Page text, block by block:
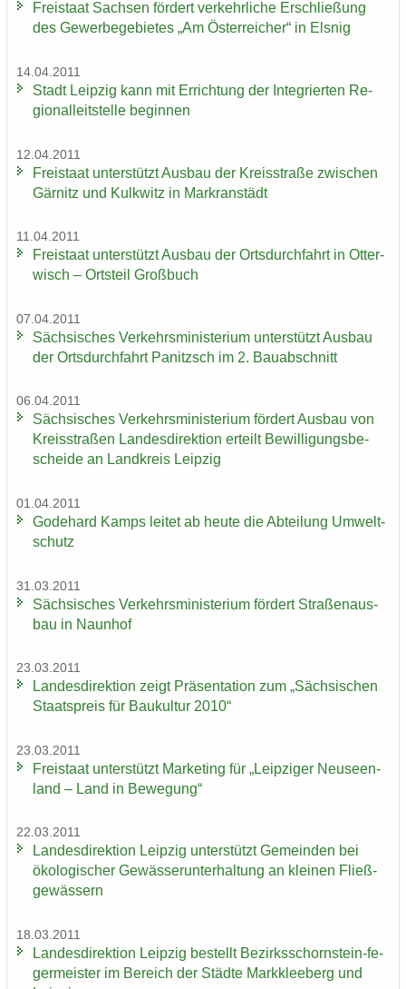
Frei­staat Sach­sen för­dert ver­kehr­li­che Er­schlie­ßung
des Ge­wer­be­ge­bie­tes „Am Ös­ter­rei­cher“ in Els­nig
14.04.2011
Stadt Leip­zig kann mit Er­rich­tung der In­te­grier­ten Re­
gio­nal­leit­stel­le be­gin­nen
12.04.2011
Frei­staat un­ter­stützt Aus­bau der Kreis­stra­ße zwi­schen
Gär­nitz und Kulk­witz in Markran­städt
11.04.2011
Frei­staat un­ter­stützt Aus­bau der Orts­durch­fahrt in Ot­ter­
wisch – Orts­teil Groß­buch
07.04.2011
Säch­si­sches Ver­kehrs­mi­nis­te­ri­um un­ter­stützt Aus­bau
der Orts­durch­fahrt Pa­nitzsch im 2. Bau­ab­schnitt
06.04.2011
Säch­si­sches Ver­kehrs­mi­nis­te­ri­um för­dert Aus­bau von
Kreis­stra­ßen Lan­des­di­rek­ti­on er­teilt Be­wil­li­gungs­be­
schei­de an Land­kreis Leip­zig
01.04.2011
Go­de­hard Kamps lei­tet ab heute die Ab­tei­lung Um­welt­
schutz
31.03.2011
Säch­si­sches Ver­kehrs­mi­nis­te­ri­um för­dert Stra­ßen­aus­
bau in Naun­hof
23.03.2011
Lan­des­di­rek­ti­on zeigt Prä­sen­ta­ti­on zum „Säch­si­schen
Staats­preis für Bau­kul­tur 2010“
23.03.2011
Frei­staat un­ter­stützt Mar­ke­ting für „Leip­zi­ger Neu­seen­
land – Land in Be­we­gung“
22.03.2011
Lan­des­di­rek­ti­on Leip­zig un­ter­stützt Ge­mein­den bei
öko­lo­gi­scher Ge­wäs­ser­un­ter­hal­tung an klei­nen Fließ­
ge­wäs­sern
18.03.2011
Lan­des­di­rek­ti­on Leip­zig be­stellt Bezirksschornstein-​ fe­
ger­meis­ter im Be­reich der Städ­te Mark­klee­berg und